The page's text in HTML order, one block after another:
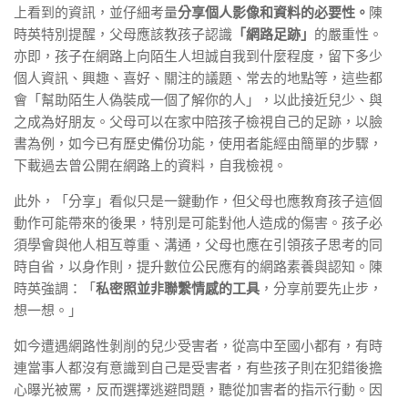
上看到的資訊，並仔細考量分享個人影像和資料的必要性。 陳
時英特別提醒，父母應該教孩子認識 「網路足跡」 的嚴重性。
亦即，孩子在網路上向陌生人坦誠自我到什麼程度，留下多少
個人資訊、興趣、喜好、關注的議題、常去的地點等，這些都
會「幫助陌生人偽裝成一個了解你的人」，以此接近兒少、與
之成為好朋友。父母可以在家中陪孩子檢視自己的足跡， 以臉
書為例，如今已有歷史備份功能，使用者能經由簡單的步驟，
下載過去曾公開在網路上的資料，自我檢視。
此外，「分享」看似只是一鍵動作，但父母也應教育孩子這個
動作可能帶來的後果，特別是可能對他人造成的傷害。 孩子必
須學會與他人相互尊重、溝通，父母也應在引領孩子思考的同
時自省，以身作則，提升數位公民應有的網路素養與認知。 陳
時英強調：「 私密照並非聯繫情感的工具 ，分享前要先止步，
想一想。」
如今遭遇網路性剝削的兒少受害者，從高中至國小都有，有時
連當事人都沒有意識到自己是受害者，有些孩子則在犯錯後擔
心曝光被罵，反而選擇逃避問題，聽從加害者的指示行動。因